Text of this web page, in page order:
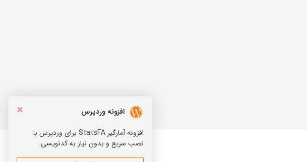
×
افزونه وردپرس
افزونه آمارگیر StatsFA برای وردپرس با
نصب سریع و بدون نیاز به کدنویسی.